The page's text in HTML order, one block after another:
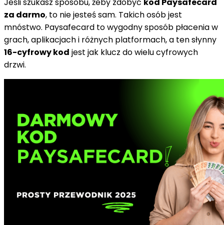
za darmo, to nie jesteś sam. Takich osób jest
mnóstwo. Paysafecard to wygodny sposób płacenia w
grach, aplikacjach i różnych platformach, a ten słynny
16-cyfrowy kod jest jak klucz do wielu cyfrowych
drzwi.